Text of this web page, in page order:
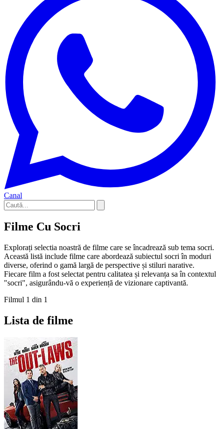
Canal
Filme Cu Socri
Explorați selectia noastră de filme care se încadrează sub tema socri.
Această listă include filme care abordează subiectul socri în moduri
diverse, oferind o gamă largă de perspective și stiluri narative.
Fiecare film a fost selectat pentru calitatea și relevanța sa în contextul
"socri", asigurându-vă o experiență de vizionare captivantă.
Filmul 1 din 1
Lista de filme